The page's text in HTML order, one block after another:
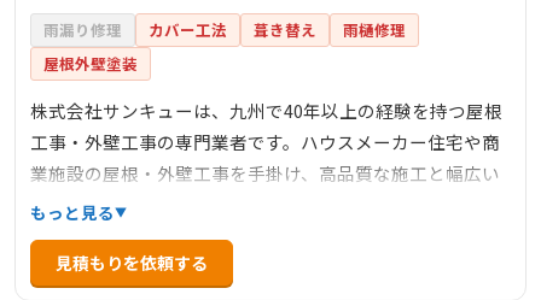
雨漏り修理 カバー工法 葺き替え
雨樋修理
屋根外壁塗装
株式会社サンキューは、九州で40年以上の経験を持つ屋根
工事・外壁工事の専門業者です。ハウスメーカー住宅や商
業施設の屋根・外壁工事を手掛け、高品質な施工と幅広い
知識でお客様の信頼を築いています。多彩な建材と独自の
仕入れルートを活用し、コストパフォーマンスの高いサー
ビスを提供しています。
もっと見る
見積もりを依頼する